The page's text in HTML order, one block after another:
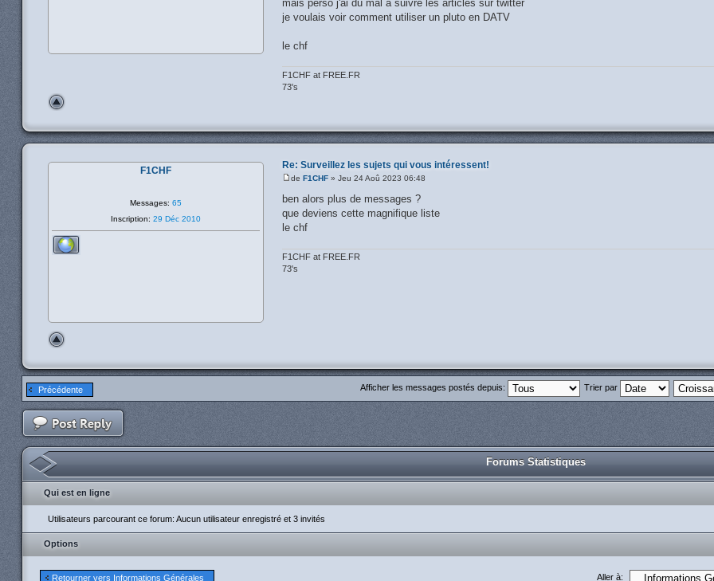
mais perso j'ai du mal a suivre les articles sur twitter
je voulais voir comment utiliser un pluto en DATV
le chf
F1CHF at FREE.FR
73's
Re: Surveillez les sujets qui vous intéressent!
de F1CHF» Jeu 24 Aoû 2023 06:48
ben alors plus de messages ?
que deviens cette magnifique liste
le chf
F1CHF at FREE.FR
73's
F1CHF
Messages: 65
Inscription: 29 Déc 2010
Précédente Afficher les messages postés depuis: Trier par
Forums Statistiques
Qui est en ligne
Utilisateurs parcourant ce forum: Aucun utilisateur enregistré et 3 invités
Options
Retourner vers Informations Générales Aller à: